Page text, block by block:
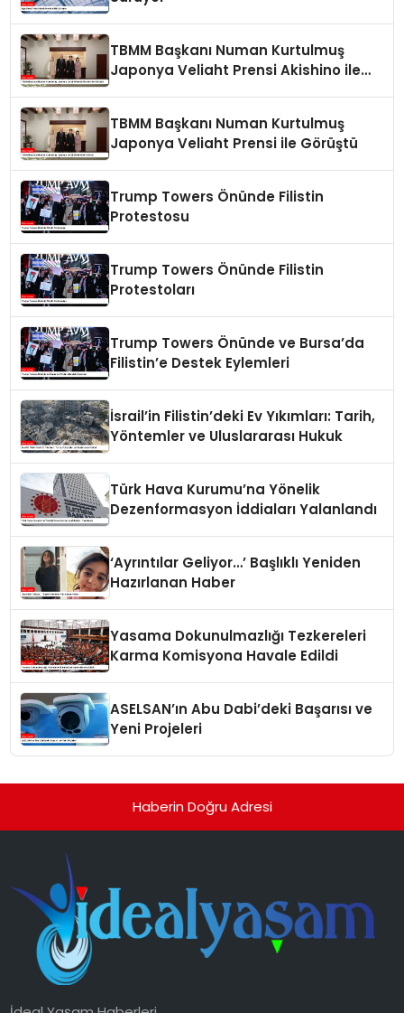
TBMM Başkanı Numan Kurtulmuş
Japonya Veliaht Prensi Akishino ile
TBMM Başkanı Numan Kurtulmuş
Japonya Veliaht Prensi ile Görüştü
Trump Towers Önünde Filistin
Protestosu
Trump Towers Önünde Filistin
Protestoları
Trump Towers Önünde ve Bursa’da
Filistin’e Destek Eylemleri
İsrail’in Filistin’deki Ev Yıkımları: Tarih,
Yöntemler ve Uluslararası Hukuk
Türk Hava Kurumu’na Yönelik
Dezenformasyon İddiaları Yalanlandı
‘Ayrıntılar Geliyor…’ Başlıklı Yeniden
Hazırlanan Haber
Yasama Dokunulmazlığı Tezkereleri
Karma Komisyona Havale Edildi
ASELSAN’ın Abu Dabi’deki Başarısı ve
Yeni Projeleri
Haberin Doğru Adresi